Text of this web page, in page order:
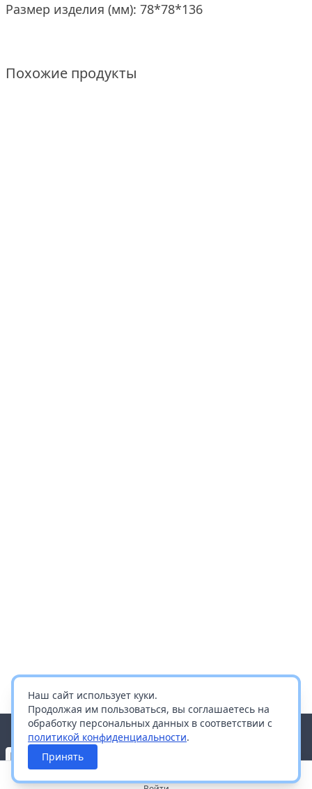
Размер изделия (мм): 78*78*136
Похожие продукты
Наш сайт использует куки.
Продолжая им пользоваться, вы соглашаетесь на
обработку персональных данных в соответствии с
политикой конфиденциальности.
Принять